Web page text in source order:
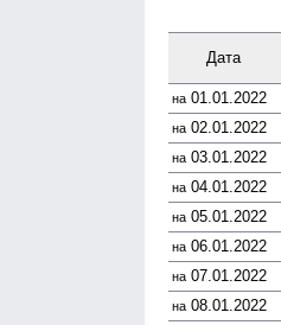
Дата
на 01.01.2022
на 02.01.2022
на 03.01.2022
на 04.01.2022
на 05.01.2022
на 06.01.2022
на 07.01.2022
на 08.01.2022